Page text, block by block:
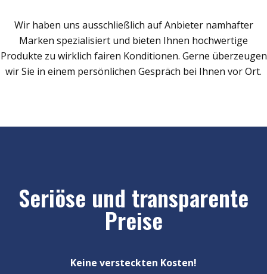
Wir haben uns ausschließlich auf Anbieter namhafter
Marken spezialisiert und bieten Ihnen hochwertige
Produkte zu wirklich fairen Konditionen. Gerne überzeugen
wir Sie in einem persönlichen Gespräch bei Ihnen vor Ort.
Seriöse und transparente
Preise
Keine versteckten Kosten!